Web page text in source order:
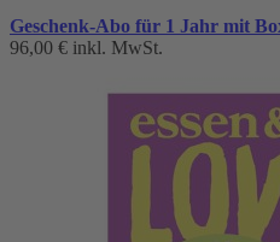
Geschenk-Abo für 1 Jahr mit
96,00 € inkl. MwSt.